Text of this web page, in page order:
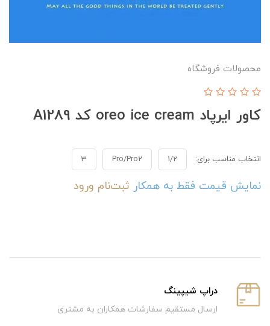
محصولات فروشگاه
کاور ایرپاد oreo ice cream کد A1289
انتخاب مناسب برای: 1/2
Pro/Pro2
3
نمایش قیمت فقط به همکار ثبت‌نام ورود
دراپ شیپینگ
ارسال مستقیم سفارشات همکاران به مشتری